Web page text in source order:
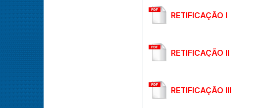
RETIFICAÇÃO I
RETIFICAÇÃO II
RETIFICAÇÃO III